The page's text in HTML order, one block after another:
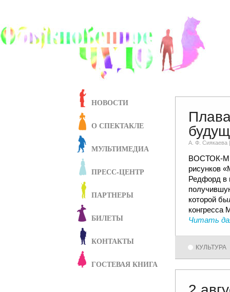
НОВОСТИ
О СПЕКТАКЛЕ
МУЛЬТИМЕДИА
ПРЕСС-ЦЕНТР
ПАРТНЕРЫ
БИЛЕТЫ
КОНТАКТЫ
ГОСТЕВАЯ КНИГА
А. Ф. Сиякаевa
ВОСТОК-
рисунков
Редфорд в
которой
конгресса
Читать
КУЛЬТУРА